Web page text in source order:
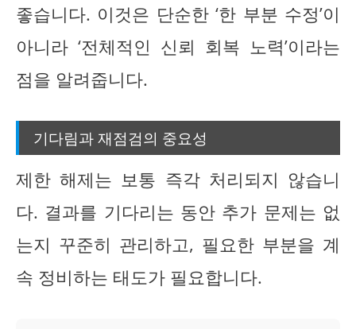
좋습니다. 이것은 단순한 ‘한 부분 수정’이
아니라 ‘전체적인 신뢰 회복 노력’이라는
점을 알려줍니다.
기다림과 재점검의 중요성
제한 해제는 보통 즉각 처리되지 않습니
다. 결과를 기다리는 동안 추가 문제는 없
는지 꾸준히 관리하고, 필요한 부분을 계
속 정비하는 태도가 필요합니다.